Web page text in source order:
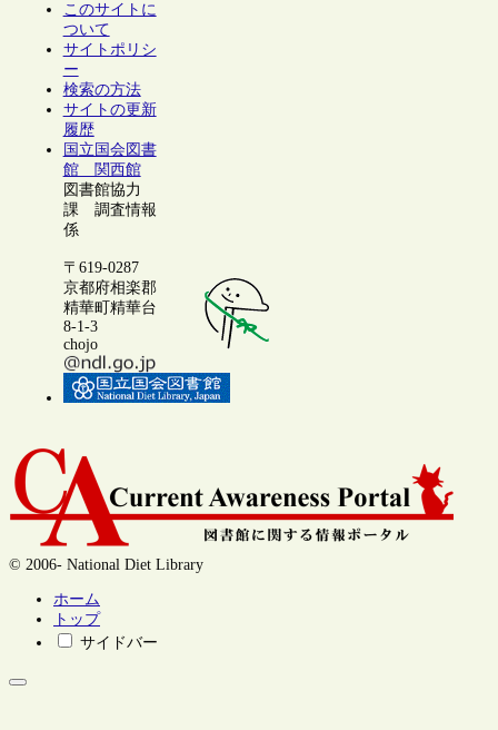
このサイトに
ついて
サイトポリシ
ー
検索の方法
サイトの更新
履歴
国立国会図書
館 関西館
図書館協力
課 調査情報
係
〒619-0287
京都府相楽郡
精華町精華台
8-1-3
chojo
© 2006- National Diet Library
ホーム
トップ
サイドバー